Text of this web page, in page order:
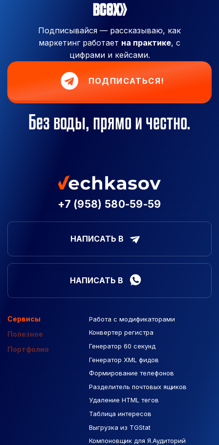
всех»
Подписывайся — рассказываю, как
маркетинг работает на практике, с
цифрами и кейсами.
ПОДПИСАТЬСЯ!
Без воды, прямо и честно.
+7 (958) 580-59-59
НАПИСАТЬ В
НАПИСАТЬ В
Сервисы
Полезное
Портфолио
Работа с модификаторами
Конвертер регистра
Генератор 60 секунд
Генератор XML фидов
Формирование телефонов
Разделитель почтовых ящиков
Удаление HTML тегов
Таблица интересов
Выгрузка из TGStat
Компоновщик для Я.Аудиторий
Подборка сайтов
Макеты Figma
База Яндекс Карты
РСЯ площадки
Созданные сайты
Контекстная реклама